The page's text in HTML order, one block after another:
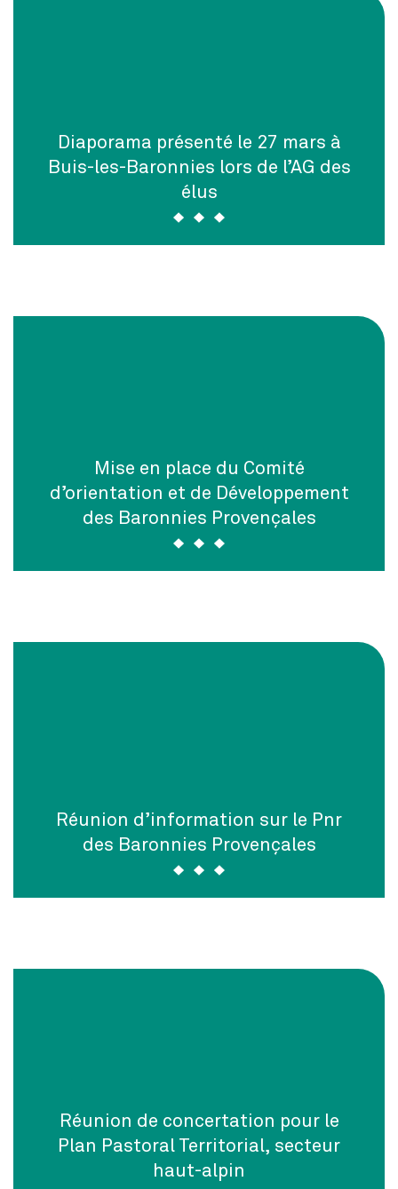
Diaporama présenté le 27 mars à
Buis-les-Baronnies lors de l’AG des
élus
Mise en place du Comité
d’orientation et de Développement
des Baronnies Provençales
Réunion d’information sur le Pnr
des Baronnies Provençales
Réunion de concertation pour le
Plan Pastoral Territorial, secteur
haut-alpin